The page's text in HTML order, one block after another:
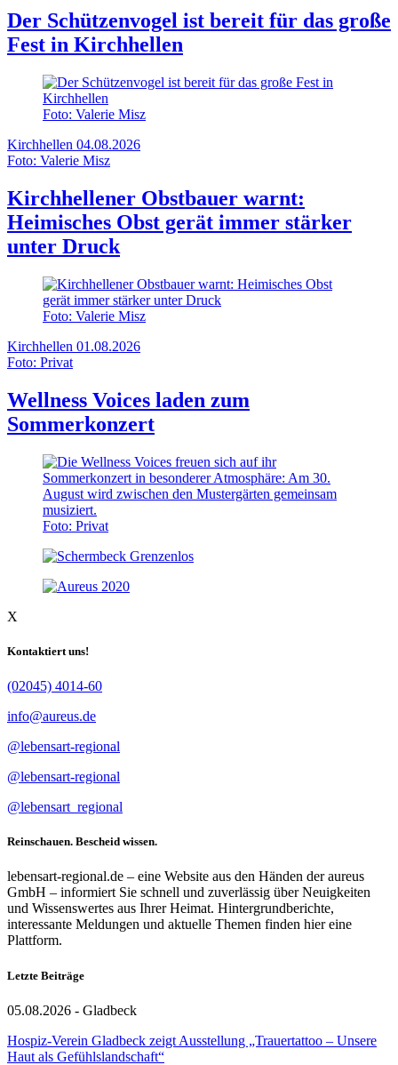
Der Schützenvogel ist bereit für das große
Fest in Kirchhellen
Foto: Valerie Misz
Kirchhellen 04.08.2026
Foto: Valerie Misz
Kirchhellener Obstbauer warnt:
Heimisches Obst gerät immer stärker
unter Druck
Foto: Valerie Misz
Kirchhellen 01.08.2026
Foto: Privat
Wellness Voices laden zum
Sommerkonzert
Foto: Privat
X
Kontaktiert uns!
(02045) 4014-60
info@aureus.de
@lebensart-regional
@lebensart-regional
@lebensart_regional
Reinschauen. Bescheid wissen.
lebensart-regional.de – eine Website aus den Händen der aureus
GmbH – informiert Sie schnell und zuverlässig über Neuigkeiten
und Wissenswertes aus Ihrer Heimat. Hintergrundberichte,
interessante Meldungen und aktuelle Themen finden hier eine
Plattform.
Letzte Beiträge
05.08.2026 - Gladbeck
Hospiz-Verein Gladbeck zeigt Ausstellung „Trauertattoo – Unsere
Haut als Gefühlslandschaft“